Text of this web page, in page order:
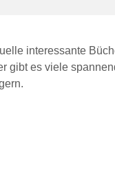
interessante
gibt es viele